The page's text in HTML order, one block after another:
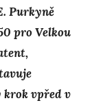
Purkyně
pro Velkou
krok vpřed v